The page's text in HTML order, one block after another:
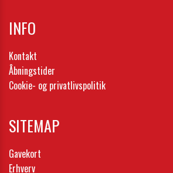
INFO
Kontakt
Åbningstider
Cookie- og privatlivspolitik
SITEMAP
Gavekort
Erhverv